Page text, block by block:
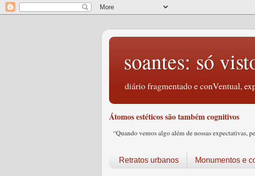
soantes: só
diário fragmentado e conVentual,
Átomos estéticos são também cognitivos
“Quando vemos algo além de nossas expectativas,
Retratos urbanos Monumentos e